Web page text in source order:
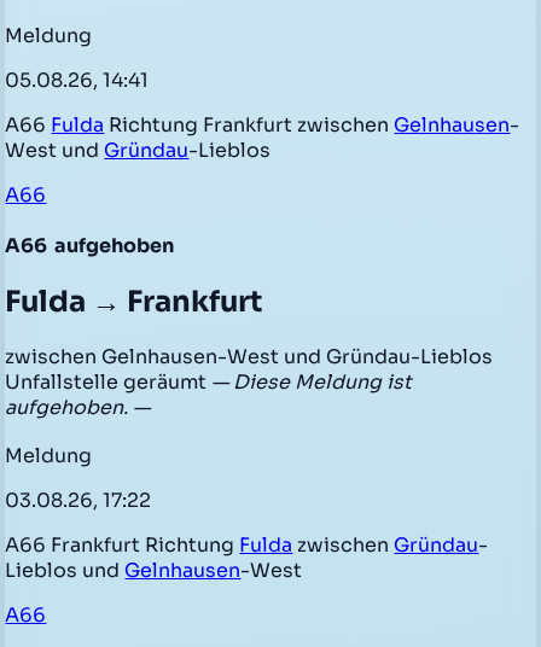
Meldung
05.08.26, 14:41
A66 Fulda Richtung Frankfurt zwischen Gelnhausen-
West und Gründau-Lieblos
A66
A66 aufgehoben
Fulda → Frankfurt
zwischen Gelnhausen-West und Gründau-Lieblos
Unfallstelle geräumt — Diese Meldung ist
aufgehoben. —
Meldung
03.08.26, 17:22
A66 Frankfurt Richtung Fulda zwischen Gründau-
Lieblos und Gelnhausen-West
A66